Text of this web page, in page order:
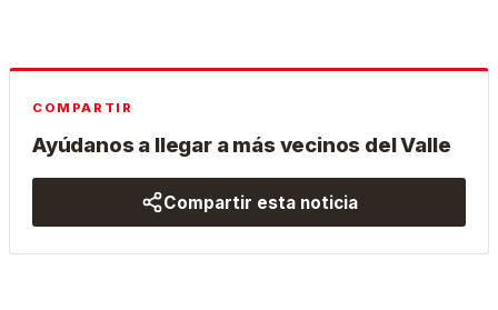
COMPARTIR
Ayúdanos a llegar a más vecinos del Valle
Compartir esta noticia